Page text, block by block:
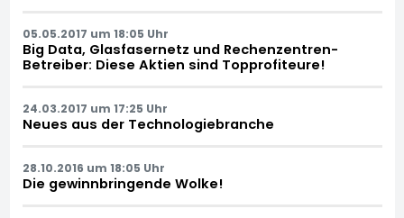
05.05.2017 um 18:05 Uhr
Big Data, Glasfasernetz und Rechenzentren-
Betreiber: Diese Aktien sind Topprofiteure!
24.03.2017 um 17:25 Uhr
Neues aus der Technologiebranche
28.10.2016 um 18:05 Uhr
Die gewinnbringende Wolke!